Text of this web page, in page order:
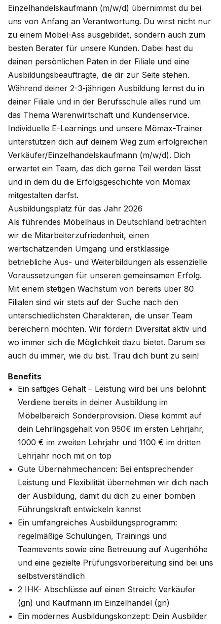
Einzelhandelskaufmann (m/w/d) übernimmst du bei
uns von Anfang an Verantwortung. Du wirst nicht nur
zu einem Möbel-Ass ausgebildet, sondern auch zum
besten Berater für unsere Kunden. Dabei hast du
deinen persönlichen Paten in der Filiale und eine
Ausbildungsbeauftragte, die dir zur Seite stehen.
Während deiner 2-3-jährigen Ausbildung lernst du in
deiner Filiale und in der Berufsschule alles rund um
das Thema Warenwirtschaft und Kundenservice.
Individuelle E-Learnings und unsere Mömax-Trainer
unterstützen dich auf deinem Weg zum erfolgreichen
Verkäufer/Einzelhandelskaufmann (m/w/d). Dich
erwartet ein Team, das dich gerne Teil werden lässt
und in dem du die Erfolgsgeschichte von Mömax
mitgestalten darfst.
Ausbildungsplatz für das Jahr 2026
Als führendes Möbelhaus in Deutschland betrachten
wir die Mitarbeiterzufriedenheit, einen
wertschätzenden Umgang und erstklassige
betriebliche Aus- und Weiterbildungen als essenzielle
Voraussetzungen für unseren gemeinsamen Erfolg.
Mit einem stetigen Wachstum von bereits über 80
Filialen sind wir stets auf der Suche nach den
unterschiedlichsten Charakteren, die unser Team
bereichern möchten. Wir fördern Diversität aktiv und
wo immer sich die Möglichkeit dazu bietet. Darum sei
auch du immer, wie du bist. Trau dich bunt zu sein!
Benefits
Ein saftiges Gehalt – Leistung wird bei uns belohnt:
Verdiene bereits in deiner Ausbildung im
Möbelbereich Sonderprovision. Diese kommt auf
dein Lehrlingsgehalt von 950€ im ersten Lehrjahr,
1000 € im zweiten Lehrjahr und 1100 € im dritten
Lehrjahr noch mit on top
Gute Übernahmechancen: Bei entsprechender
Leistung und Flexibilität übernehmen wir dich nach
der Ausbildung, damit du dich zu einer bomben
Führungskraft entwickeln kannst
Ein umfangreiches Ausbildungsprogramm:
regelmäßige Schulungen, Trainings und
Teamevents sowie eine Betreuung auf Augenhöhe
und eine gezielte Prüfungsvorbereitung sind bei uns
selbstverständlich
2 IHK- Abschlüsse auf einen Streich: Verkäufer
(gn) und Kaufmann im Einzelhandel (gn)
Ein modernes Ausbildungskonzept: Dein Ausbilder